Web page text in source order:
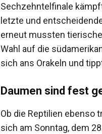
Sechzehntelfinale
letzte und
erneut mussten
Wahl auf die
sich ans Orakeln und
Daumen sind fest
Ob die Reptilien ebenso
sich am Sonntag, dem